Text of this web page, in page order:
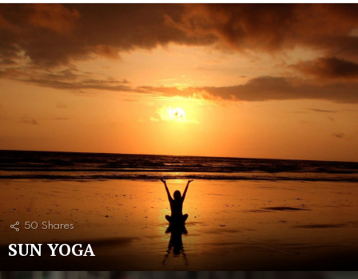
Latest
stories
50 Shares
SUN YOGA